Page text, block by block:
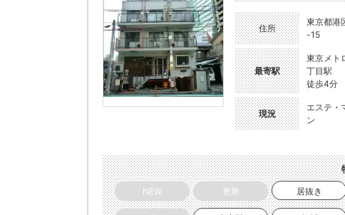
住所
東京都港
-15
最寄駅
東京メト
丁目駅
徒歩4分
現況
エステ・
ン
NEW 更新 居抜き